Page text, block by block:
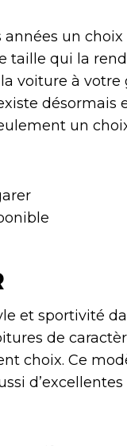
un
taille qui la
voiture à votre
désormais
un
et sportivité
de
choix. Ce